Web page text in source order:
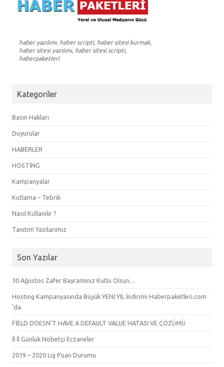
haber yazılımı, haber scripti, haber sitesi kurmak,
haber sitesi yazılımı, haber sitesi scripti,
haberpaketleri
Kategoriler
Basın Hakları
Duyurular
HABERLER
HOSTİNG
Kampanyalar
Kutlama – Tebrik
Nasıl Kullanılır ?
Tanıtım Yazılarımız
Son Yazılar
30 Ağustos Zafer Bayramınız Kutlu Olsun…
Hosting Kampanyasında Büyük YENİ YIL İndirimi Haberpaketleri.com
‘da.
FİELD DOESN’T HAVE A DEFAULT VALUE HATASI VE ÇÖZÜMÜ
İl İl Günlük Nöbetçi Eczaneler
2019 – 2020 Lig Puan Durumu